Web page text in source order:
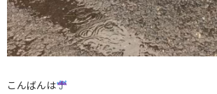
こんばんは